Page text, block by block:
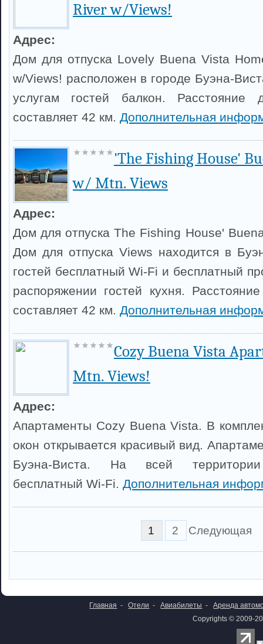
River w/Views!
Адрес:
Дом для отпуска Lovely Buena Vista
w/Views! расположен в городе Буэна-
услугам гостей балкон. Расстояние
составляет 42 км. Дополнительная
'The Fishing House'
w/ Mtn. Views
Адрес:
Дом для отпуска The Fishing House'
Дом для отпуска Views находится в
гостей бесплатный Wi-Fi и бесплатный
распоряжении гостей кухня.
составляет 42 км. Дополнительная
Cozy Buena Vista
Mtn. Views!
Адрес:
Апартаменты Cozy Buena Vista. В
окон открывается красивый вид.
Буэна-Виста. На всей территории
бесплатный Wi-Fi. Дополнительная
1 2 Следующая
Главная - Отели - Авиабилеты -
Аренда
Copyrights © 2009-